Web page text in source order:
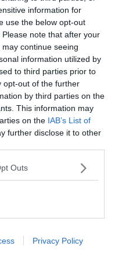
information for
use the below opt-out
note that after your
continue seeing
information utilized by
to third parties prior to
opt-out of the further
by third parties on the
This information may
on the IAB’s List of
further disclose it to other
Outs
Privacy Policy
találhatsz!